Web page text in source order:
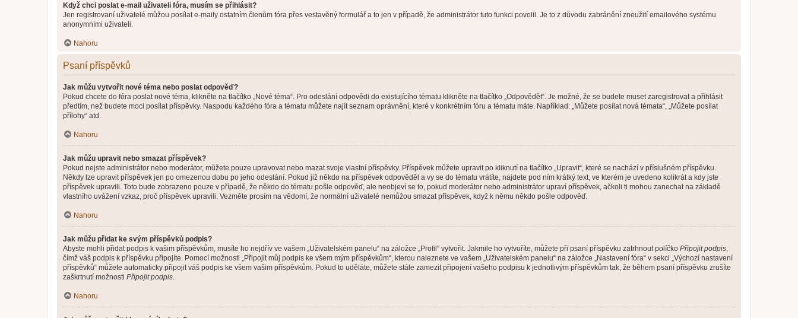
Když chci poslat e-mail uživateli fóra, musím se přihlásit?
Jen registrovaní uživatelé můžou posílat e-maily ostatním členům fóra přes vestavěný formulář a to jen v případě, že administrátor tuto funkci povolil. Je to z důvodu zabránění zneužití emailového systému
anonymními uživateli.
Nahoru
Psaní příspěvků
Jak můžu vytvořit nové téma nebo poslat odpověď?
Pokud chcete do fóra poslat nové téma, klikněte na tlačítko „Nové téma“. Pro odeslání odpovědi do existujícího tématu klikněte na tlačítko „Odpovědět“. Je možné, že se budete muset zaregistrovat a přihlásit
předtím, než budete moci posílat příspěvky. Naspodu každého fóra a tématu můžete najít seznam oprávnění, které v konkrétním fóru a tématu máte. Například: „Můžete posílat nová témata“, „Můžete posílat
přílohy“ atd.
Nahoru
Jak můžu upravit nebo smazat příspěvek?
Pokud nejste administrátor nebo moderátor, můžete pouze upravovat nebo mazat svoje vlastní příspěvky. Příspěvek můžete upravit po kliknutí na tlačítko „Upravit“, které se nachází v příslušném příspěvku.
Někdy lze upravit příspěvek jen po omezenou dobu po jeho odeslání. Pokud již někdo na příspěvek odpověděl a vy se do tématu vrátíte, najdete pod ním krátký text, ve kterém je uvedeno kolikrát a kdy jste
příspěvek upravili. Toto bude zobrazeno pouze v případě, že někdo do tématu pošle odpověď, ale neobjeví se to, pokud moderátor nebo administrátor upraví příspěvek, ačkoli ti mohou zanechat na základě
vlastního uvážení vzkaz, proč příspěvek upravili. Vezměte prosím na vědomí, že normální uživatelé nemůžou smazat příspěvek, když k němu někdo pošle odpověď.
Nahoru
Jak můžu přidat ke svým příspěvků podpis?
Abyste mohli přidat podpis k vašim příspěvkům, musíte ho nejdřív ve vašem „Uživatelském panelu“ na záložce „Profil“ vytvořit. Jakmile ho vytvoříte, můžete při psaní příspěvku zatrhnout políčko Připojit podpis
čímž váš podpis k příspěvku připojíte. Pomocí možnosti „Připojit můj podpis ke všem mým příspěvkům“, kterou naleznete ve vašem „Uživatelském panelu“ na záložce „Nastavení fóra“ v sekci „Výchozí nastavení
příspěvků“ můžete automaticky připojit váš podpis ke všem vašim příspěvkům. Pokud to uděláte, můžete stále zamezit připojení vašeho podpisu k jednotlivým příspěvkům tak, že během psaní příspěvku zrušíte
zaškrtnutí možnosti Připojit podpis
Nahoru